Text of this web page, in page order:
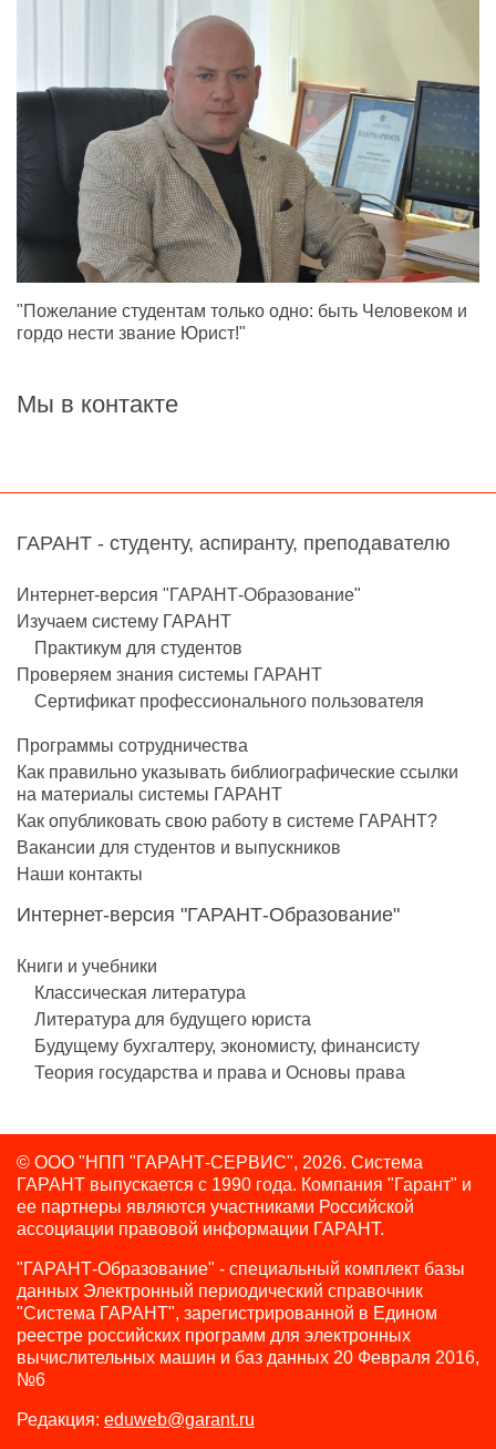
"Пожелание студентам только одно: быть Человеком и
гордо нести звание Юрист!"
Мы в контакте
ГАРАНТ - студенту, аспиранту, преподавателю
Интернет-версия "ГАРАНТ-Образование"
Изучаем систему ГАРАНТ
Практикум для студентов
Проверяем знания системы ГАРАНТ
Сертификат профессионального пользователя
Программы сотрудничества
Как правильно указывать библиографические ссылки
на материалы системы ГАРАНТ
Как опубликовать свою работу в системе ГАРАНТ?
Вакансии для студентов и выпускников
Наши контакты
Интернет-версия "ГАРАНТ-Образование"
Книги и учебники
Классическая литература
Литература для будущего юриста
Будущему бухгалтеру, экономисту, финансисту
Теория государства и права и Основы права
© ООО "НПП "ГАРАНТ-СЕРВИС", 2026. Система
ГАРАНТ выпускается с 1990 года. Компания "Гарант" и
ее партнеры являются участниками Российской
ассоциации правовой информации ГАРАНТ.
"ГАРАНТ-Образование" - специальный комплект базы
данных Электронный периодический справочник
"Система ГАРАНТ", зарегистрированной в Едином
реестре российских программ для электронных
вычислительных машин и баз данных 20 Февраля 2016,
№6
Редакция: eduweb@garant.ru